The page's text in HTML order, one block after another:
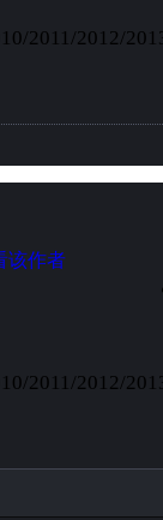
2011/2012/
该作者
2011/2012/